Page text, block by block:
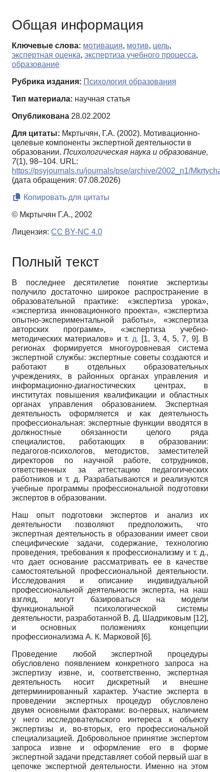
Общая информация
Ключевые слова: мотивация, мотив, цель,
экспертная оценка, экспертиза учебного процесса,
образование
Рубрика издания: Психология образования
Тип материала: научная статья
Опубликована 28.02.2002
Для цитаты: Мкртычян, Г.А. (2002). Мотивационно-
целевые компоненты экспертной деятельности в
образовании. Психологическая наука и образование,
7(1), 98–104. URL:
https://psyjournals.ru/journals/pse/archive/2002_n1/
(дата обращения: 07.08.2026)
Копировать для цитаты
© Мкртычян Г.А., 2002
Лицензия: CC BY-NC 4.0
Полный текст
В последнее десятилетие понятие экспертизы
получило достаточно широкое распространение в
образовательной практике: «экспертиза урока»,
«экспертиза инновационного проекта», «экспертиза
опытно-экспериментальной работы», «экспертиза
авторских программ», «экспертиза учебно-
методических материалов» и т. д. [1, 3, 4, 5, 7, 9]. В
регионах формируется многоуровневая система
экспертной службы: экспертные советы создаются и
работают в отдельных образовательных
учреждениях, в районных органах управления и
информационно-диагностических центрах, в
институтах повышения квалификации и областных
органах управления образованием. Экспертная
деятельность оформляется и как деятельность
профессиональная: экспертные функции вводятся в
должностные обязанности целого ряда
специалистов, работающих в образовании:
педагогов-психологов, методистов, заместителей
директоров по научной работе, сотрудников,
ответственных за аттестацию педагогических
работников и т. д. Разрабатываются и реализуются
учебные программы профессиональной подготовки
экспертов в образовании.
Наш опыт подготовки экспертов и анализ их
деятельности позволяют предположить, что
экспертная деятельность в образовании имеет свои
специфические задачи, содержание, технологию
проведения, требования к профессионализму и т. д.,
что дает основание рассматривать ее в качестве
самостоятельной профессиональной деятельности.
Исследования и описание индивидуальной
профессиональной деятельности эксперта, на наш
взгляд, могут базироваться на модели
функциональной психологической системы
деятельности, разработанной В. Д. Шадриковым [12],
и основных положениях концепции
профессионализма А. К. Марковой [6].
Проведение любой экспертной процедуры
обусловлено появлением конкретного запроса на
экспертизу извне, и, соответственно, экспертная
деятельность носит дискретный и внешне
детерминированный характер. Участие эксперта в
проведении экспертных процедур обусловлено
двумя основными факторами: во-первых, наличием
у него исследовательского интереса к объекту
экспертизы и, во-вторых, его профессиональной
специализацией. Добровольное принятие экспертом
запроса извне и оформление его в форме
экспертной задачи представляет собой первый шаг в
цепочке экспертной деятельности. Именно на этом